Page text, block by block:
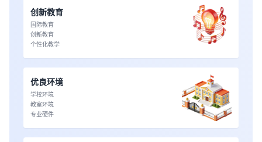
创新教育
国际教育
创新教育
个性化教学
优良环境
学校环境
教室环境
专业硬件